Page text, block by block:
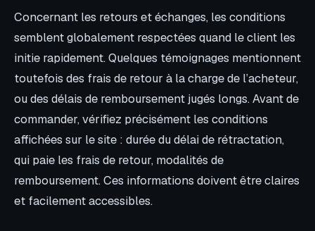
Concernant les retours et échanges, les conditions
semblent globalement respectées quand le client les
initie rapidement. Quelques témoignages mentionnent
toutefois des frais de retour à la charge de l’acheteur,
ou des délais de remboursement jugés longs. Avant de
commander, vérifiez précisément les conditions
affichées sur le site : durée du délai de rétractation,
qui paie les frais de retour, modalités de
remboursement. Ces informations doivent être claires
et facilement accessibles.